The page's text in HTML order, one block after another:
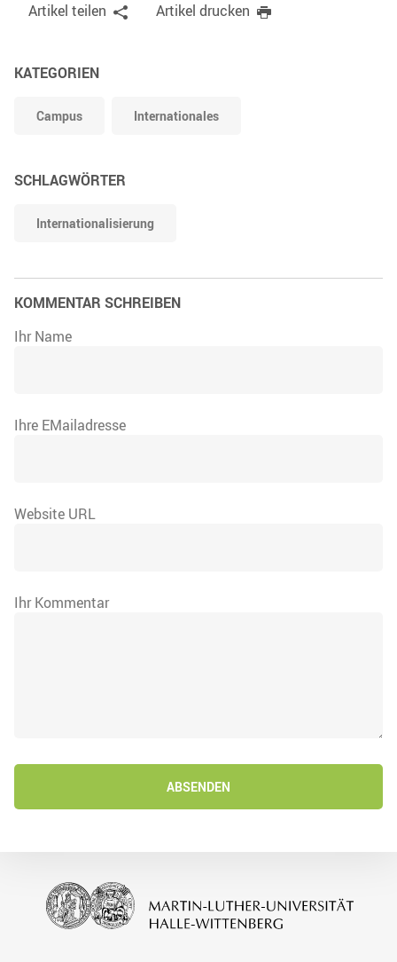
Artikel teilen Artikel drucken
KATEGORIEN
Campus Internationales
SCHLAGWÖRTER
Internationalisierung
KOMMENTAR SCHREIBEN
Ihr Name
Ihre EMailadresse
Website URL
Ihr Kommentar
ABSENDEN